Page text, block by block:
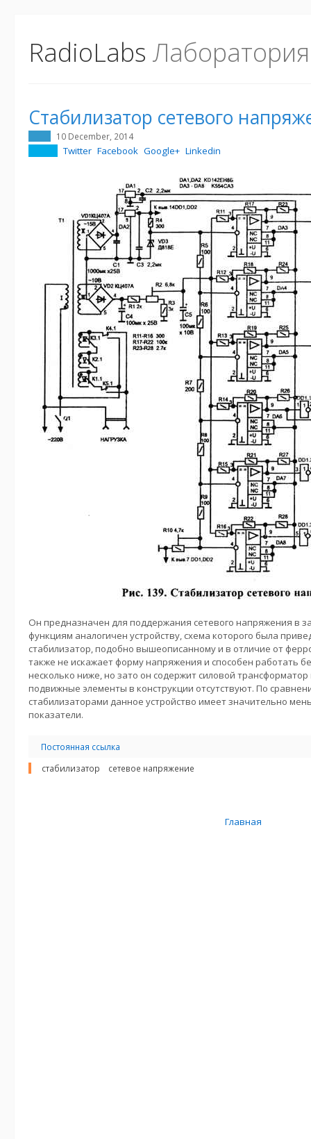
RadioLabs
Стабилизатор сетевого
10 December, 2014
Twitter Facebook Google+ Linkedin
Он предназначен для поддержания сетевого напряжения в
функциям аналогичен устройству, схема которого была
стабилизатор, подобно вышеописанному и в отличие от
также не искажает форму напряжения и способен работать
несколько ниже, но зато он содержит силовой
подвижные элементы в конструкции отсутствуют. По
стабилизаторами данное устройство имеет значительно
показатели.
Постоянная ссылка
стабилизатор
сетевое напряжение
Главная